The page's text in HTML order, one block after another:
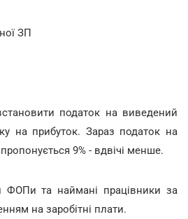
ЗП
податок на виведений
на прибуток. Зараз податок на
9% - вдвічі менше.
ФОПи та наймані працівники за
на заробітні плати.